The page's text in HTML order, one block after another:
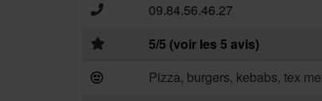
09.84.56.46.27
5/5 (voir les 5 avis)
Pizza, burgers, kebabs, tex